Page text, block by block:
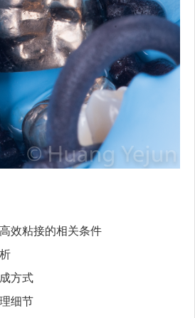
效粘接的相关条件
方式
细节